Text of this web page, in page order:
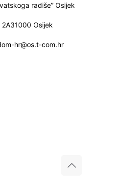
radiše” Osijek
Osijek
hr@os.t-com.hr